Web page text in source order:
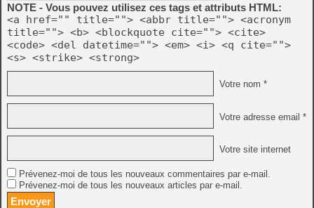
NOTE - Vous pouvez utilisez ces tags et attributs HTML:
<a href="" title=""> <abbr title=""> <acronym
title=""> <b> <blockquote cite=""> <cite>
<code> <del datetime=""> <em> <i> <q cite="">
<s> <strike> <strong>
Votre nom *
Votre adresse email *
Votre site internet
Prévenez-moi de tous les nouveaux commentaires par e-mail.
Prévenez-moi de tous les nouveaux articles par e-mail.